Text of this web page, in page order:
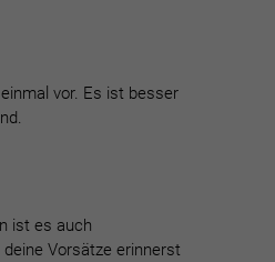
vor. Es ist besser
ist es auch
Vorsätze erinnerst